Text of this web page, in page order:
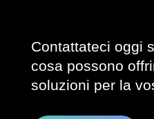
Contattateci oggi
cosa possono
soluzioni per la